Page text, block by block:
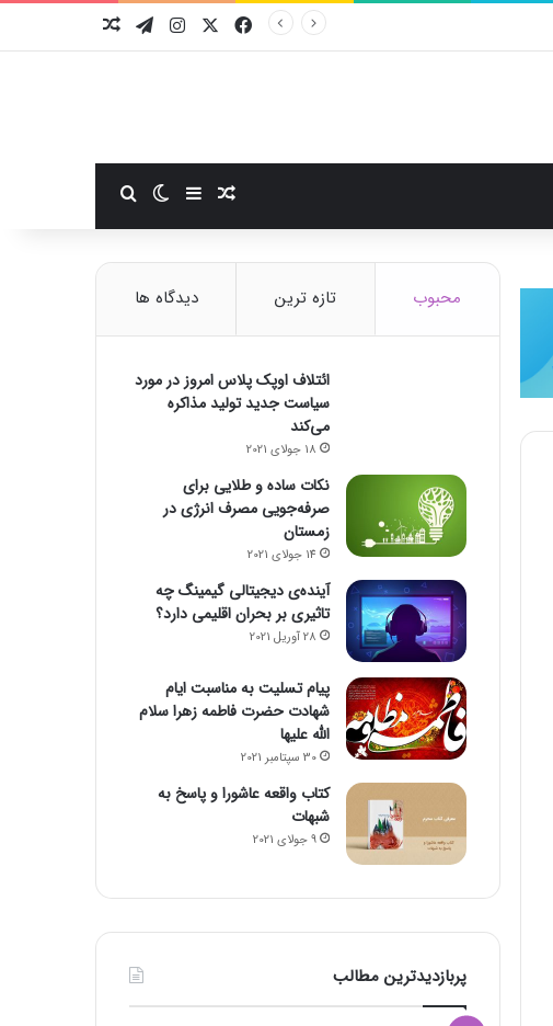
فیسبوکایکس اینستاگرام
تلگرام
نوشته تصادفی
سایدبارتغییر پوسته
محبوب تازه ترین دیدگاه ها
ائتلاف اوپک پلاس امروز در مورد
سیاست جدید تولید مذاکره
می‌کند
18 جولای 2021
نکات ساده و طلایی برای
صرفه‌جویی مصرف انرژی در
زمستان
14 جولای 2021
آینده‌ی دیجیتالی گیمینگ چه
تاثیری بر بحران اقلیمی دارد؟
28 آوریل 2021
پیام تسلیت به مناسبت ایام
شهادت حضرت فاطمه زهرا سلام
الله علیها
30 سپتامبر 2021
کتاب واقعه عاشورا و پاسخ به
شبهات
9 جولای 2021
پربازدیدترین مطالب